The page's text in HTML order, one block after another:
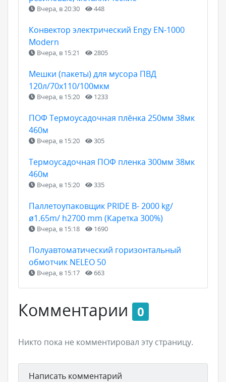
Вчера, в 20:30 448
Конвектор электрический Engy EN-1000
Modern
Вчера, в 15:21 2805
Мешки (пакеты) для мусора ПВД
120л/70х110/100мкм
Вчера, в 15:20 1233
ПОФ Термоусадочная плёнка 250мм 38мк
460м
Вчера, в 15:20 305
Термоусадочная ПОФ пленка 300мм 38мк
460м
Вчера, в 15:20 335
Паллетоупаковщик PRIDE В- 2000 kg/
ø1.65m/ h2700 mm (Каретка 300%)
Вчера, в 15:18 1690
Полуавтоматический горизонтальный
обмотчик NELEO 50
Вчера, в 15:17 663
Комментарии 0
Никто пока не комментировал эту страницу.
Написать комментарий